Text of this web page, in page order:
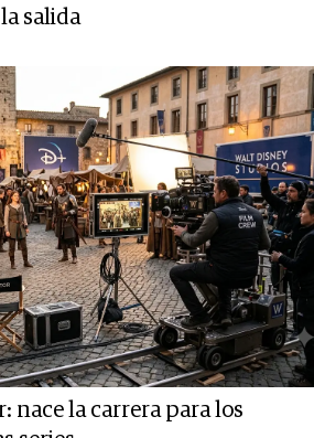
salida
nace la carrera para los